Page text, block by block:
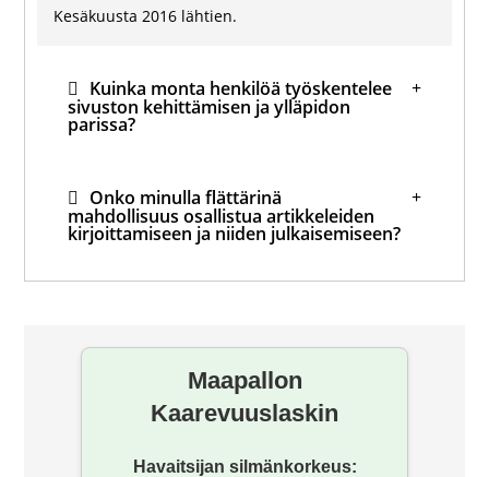
Kesäkuusta 2016 lähtien.
Kuinka monta henkilöä työskentelee
sivuston kehittämisen ja ylläpidon
parissa?
Onko minulla flättärinä
mahdollisuus osallistua artikkeleiden
kirjoittamiseen ja niiden julkaisemiseen?
Maapallon
Kaarevuuslaskin
Havaitsijan silmänkorkeus: